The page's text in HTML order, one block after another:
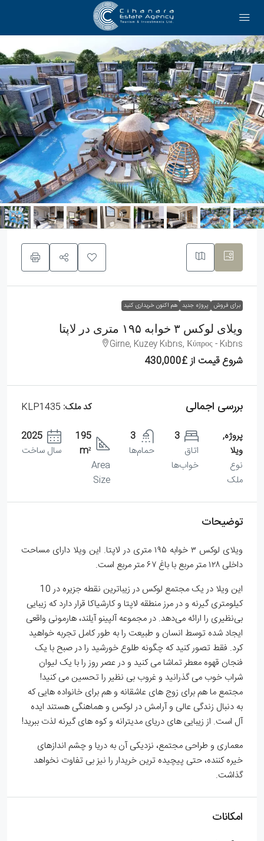
برای فروش پروژه جدید هم اکنون خریداری کنید
ویلای لوکس ۳ خوابه ۱۹۵ متری در لاپتا
Girne, Kuzey Kıbrıs, Κύπρος - Kıbrıs
شروع قیمت از£430,000
بررسی اجمالی کد ملک:
پروژه,
ویلا
نوع
ملک
3
اتاق
خواب‌ها
3
حمام‌ها
195
m²
Area
Size
2025
سال ساخت
توضیحات
ویلای لوکس ۳ خوابه ۱۹۵ متری در لاپتا. این ویلا دارای مساحت
داخلی ۱۲۸ متر مربع با باغ ۶۷ متر مربع است.
این ویلا در یک مجتمع لوکس در زیباترین نقطه جزیره در 10
کیلومتری گیرنه و در مرز منطقه لاپتا و کارشیاکا قرار دارد که زیبایی
بی‌نظیری را ارائه می‌دهد. در مجموعه آلپینو آیلند، هارمونی واقعی
ایجاد شده توسط انسان و طبیعت را به طور کامل تجربه خواهید
کرد. فقط تصور کنید که چگونه طلوع خورشید را در صبح با یک
فنجان قهوه معطر تماشا می کنید و در عصر روز را با یک لیوان
شراب خوب می گذرانید و غروب بی نظیر را تحسین می کنید!
مجتمع ما هم برای زوج های عاشقانه و هم برای خانواده هایی که
به دنبال زندگی عالی و آرامش در لوکس و هماهنگی هستند ایده
آل است. از زیبایی های دریای مدیترانه و کوه های گیرنه لذت ببرید!
معماری و طراحی مجتمع، نزدیکی آن به دریا و چشم اندازهای
خیره کننده، حتی پیچیده ترین خریدار را نیز بی تفاوت نخواهد
گذاشت.
امکانات